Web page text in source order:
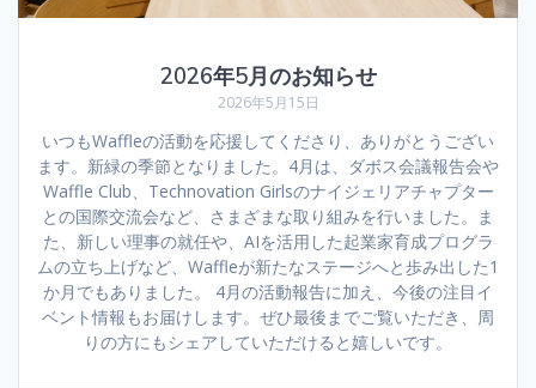
2026年5月のお知らせ
2026年5月15日
いつもWaffleの活動を応援してくださり、ありがとうござい
ます。新緑の季節となりました。4月は、ダボス会議報告会や
Waffle Club、Technovation Girlsのナイジェリアチャプター
との国際交流会など、さまざまな取り組みを行いました。ま
た、新しい理事の就任や、AIを活用した起業家育成プログラ
ムの立ち上げなど、Waffleが新たなステージへと歩み出した1
か月でもありました。 4月の活動報告に加え、今後の注目イ
ベント情報もお届けします。ぜひ最後までご覧いただき、周
りの方にもシェアしていただけると嬉しいです。